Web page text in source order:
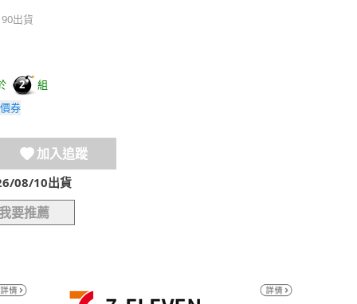
出貨
2
組
券
加入追蹤
08/10出貨
要推薦